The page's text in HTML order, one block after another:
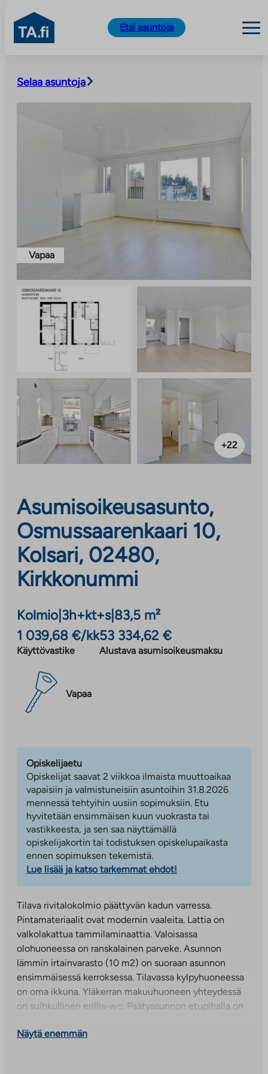
sisältöön
TA.fi
Etsi asuntoja
Selaa asuntoja
Vapaa
+22
Asumisoikeusasunto,
Osmussaarenkaari 10,
Kolsari, 02480,
Kirkkonummi
Kolmio 3h+kt+s| 83,5 m²
1 039,68 €/kk
Käyttövastike
53 334,62 €
Alustava asumisoikeusmaksu
Vapaa
Opiskelijaetu
Opiskelijat saavat 2 viikkoa ilmaista muuttoaikaa
vapaisiin ja valmistuneisiin asuntoihin 31.8.2026
mennessä tehtyihin uusiin sopimuksiin. Etu
hyvitetään ensimmäisen kuun vuokrasta tai
vastikkeesta, ja sen saa näyttämällä
opiskelijakortin tai todistuksen opiskelupaikasta
ennen sopimuksen tekemistä.
Lue lisää ja katso tarkemmat ehdot!
Tilava rivitalokolmio päättyvän kadun varressa.
Pintamateriaalit ovat modernin vaaleita. Lattia on
valkolakattua tammilaminaattia. Valoisassa
olohuoneessa on ranskalainen parveke. Asunnon
lämmin irtainvarasto (10 m2) on suoraan asunnon
ensimmäisessä kerroksessa. Tilavassa kylpyhuoneessa
on oma ikkuna. Yläkerran makuuhuoneen yhteydessä
on suihkullinen erillis-wc. Päätyasunnon etupihalla on
leikkipaikka.
Näytä enemmän